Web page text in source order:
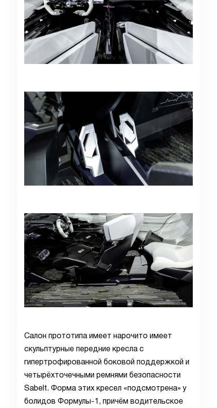
Салон прототипа имеет нарочито имеет
скульптурные передние кресла с
гипертрофированной боковой поддержкой и
четырёхточечными ремнями безопасности
Sabelt. Форма этих кресел «подсмотрена» у
болидов Формулы-1, причём водительское